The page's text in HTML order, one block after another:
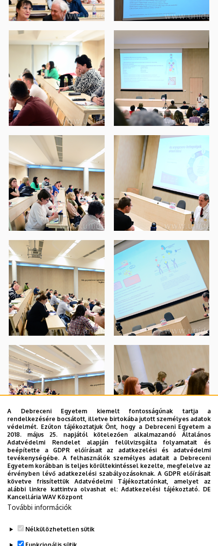
A Debreceni Egyetem kiemelt fontosságúnak tartja a
rendelkezésére bocsátott, illetve birtokába jutott személyes adatok
védelmét. Ezúton tájékoztatjuk Önt, hogy a Debreceni Egyetem a
2018. május 25. napjától kötelezően alkalmazandó Általános
Adatvédelmi Rendelet alapján felülvizsgálta folyamatait és
beépítette a GDPR előírásait az adatkezelési és adatvédelmi
tevékenységébe. A felhasználók személyes adatait a Debreceni
Egyetem korábban is teljes körültekintéssel kezelte, megfelelve az
érvényben lévő adatkezelési szabályozásoknak. A GDPR előírásait
követve frissítettük Adatvédelmi Tájékoztatónkat, amelyet az
alábbi linkre kattintva olvashat el:Adatkezelési tájékoztató. DE
Kancellária WAV Központ
További információk
Nélkülözhetetlen sütik